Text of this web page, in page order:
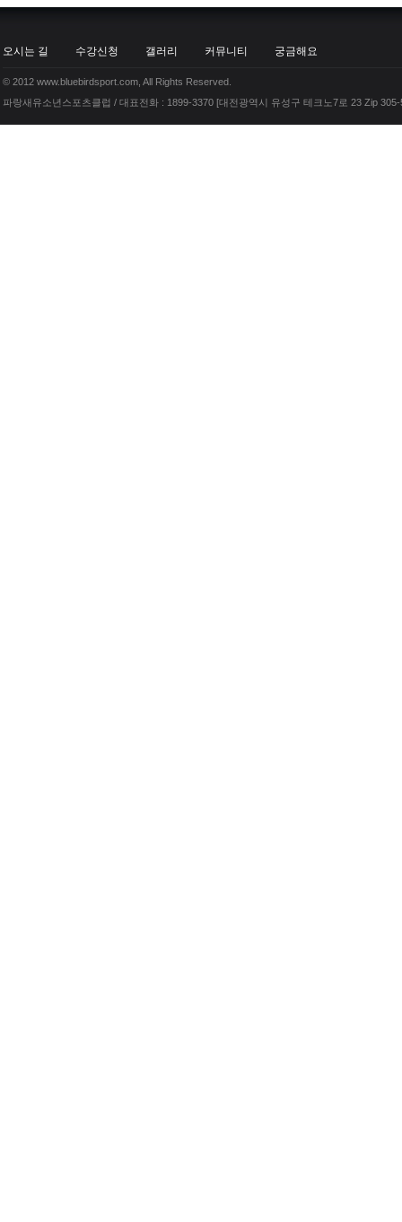
오시는 길 수강신청 갤러리 커뮤니티 궁금해요
© 2012 www.bluebirdsport.com, All Rights Reserved.
파랑새유소년스포츠클럽 / 대표전화 : 1899-3370 [대전광역시 유성구 테크노7로 23 Zip 305-